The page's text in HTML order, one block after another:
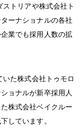
トリアや株式会社ト
ーナショナルの各社
業でも採用人数の拡
た株式会社トゥモロ
ョナルが新卒採用人
株式会社ベイクルー
しています。